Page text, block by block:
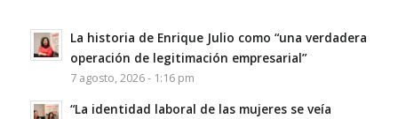
La historia de Enrique Julio como “una verdadera
operación de legitimación empresarial”
7 agosto, 2026 - 1:16 pm
“La identidad laboral de las mujeres se veía